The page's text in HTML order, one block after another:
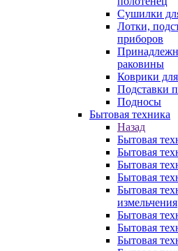
Сушилки
Лотки,
приборов
раковины
Коврики
Подставки
Подносы
Бытовая техника
Назад
Бытовая
Бытовая
Бытовая
Бытовая
Бытовая
измельчения
Бытовая
Бытовая
Бытовая